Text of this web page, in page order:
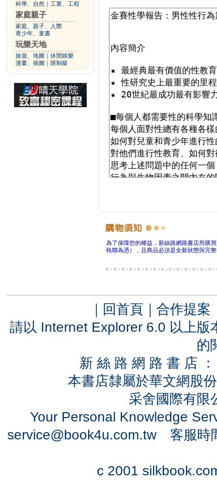
科學、自然 工業、工程
家庭親子
家庭、親子、人際
青少年、童書
玩樂天地
旅遊、地圖
休閒娛樂
漫畫、插圖
限制級
為了保障您的權益，新絲路網路書店所購
執聯為憑），且商品必須是全新狀態與完
｜ 回首頁 ｜ 合作提案
請以 Internet Explorer 6.0 以上
的
新 絲 路 網 路 書 店
本書店隸屬於華文網股
采舍國際有
Your Personal Knowledge
service@book4u.com.tw客服時
c 2001